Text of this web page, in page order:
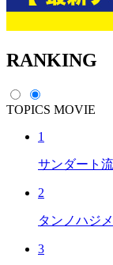
RANKING
TOPICS MOVIE
1
サンダート
2
タンノハジ
3